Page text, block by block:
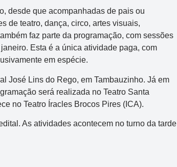
desde que acompanhadas de pais ou
de teatro, dança, circo, artes visuais,
faz parte da programação, com sessões
Esta é a única atividade paga, com
em espécie.
José Lins do Rego, em Tambauzinho. Já em
será realizada no Teatro Santa
no Teatro Íracles Brocos Pires (ICA).
As atividades acontecem no turno da tarde